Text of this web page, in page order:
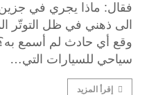
فقال: ماذا يجري في
الى ذهني في ظل التوتّر
وقع أي حادث لم أسمع
سياحي للسيارات التي…
إقرأ المزيد